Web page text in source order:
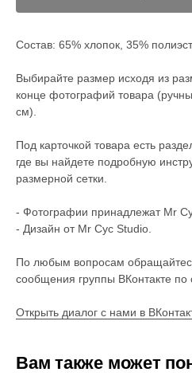
Состав: 65% хлопок, 35%
Выбирайте размер исходя из
конце фотографий товара
см).
Под карточкой товара есть
где вы найдете подробную
размерной сетки.
- Фотографии принадлежат Mr
- Дизайн от Mr Cyc Studio.
По любым вопросам
сообщения группы ВКонтакте по
Открыть диалог с нами в
Вам также может